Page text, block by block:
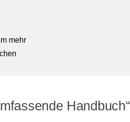
mehr
Handbuch“